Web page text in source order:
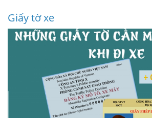
Giấy tờ xe